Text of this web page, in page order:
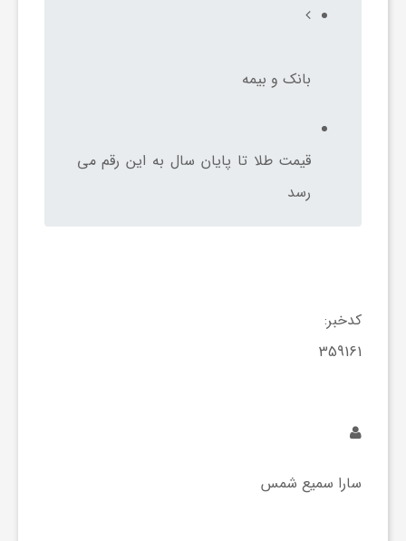
بانک و بیمه
قیمت طلا تا پایان سال به این رقم می
رسد
کدخبر:
359161
سارا سمیع شمس